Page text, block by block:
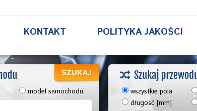
KONTAKT POLITYKA JAKOŚCI
wszystkie pola
długość [mm]
model samochodu